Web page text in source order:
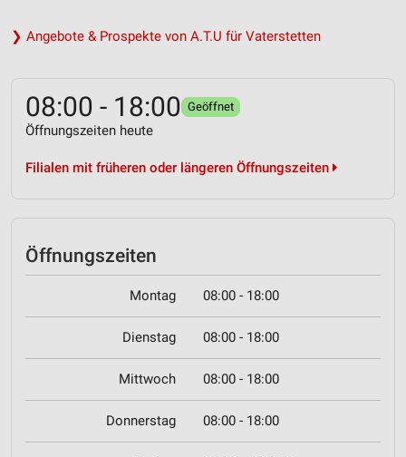
❯ Angebote & Prospekte von A.T.U für Vaterstetten
08:00 - 18:00 Geöffnet
Öffnungszeiten heute
Filialen mit früheren oder längeren Öffnungszeiten
Öffnungszeiten
Montag 08:00 - 18:00
Dienstag 08:00 - 18:00
Mittwoch 08:00 - 18:00
Donnerstag 08:00 - 18:00